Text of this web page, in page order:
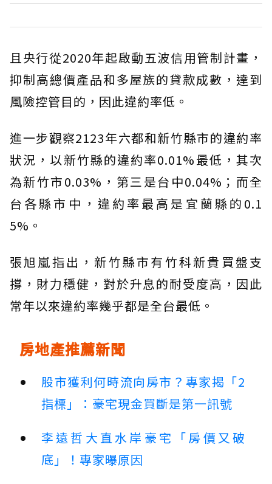
且央行從2020年起啟動五波信用管制計畫，
抑制高總價產品和多屋族的貸款成數，達到
風險控管目的，因此違約率低。
進一步觀察2123年六都和新竹縣市的違約率
狀況，以新竹縣的違約率0.01%最低，其次
為新竹市0.03%，第三是台中0.04%；而全
台各縣市中，違約率最高是宜蘭縣的0.1
5%。
張旭嵐指出，新竹縣市有竹科新貴買盤支
撐，財力穩健，對於升息的耐受度高，因此
常年以來違約率幾乎都是全台最低。
房地產推薦新聞
股市獲利何時流向房市？專家揭「2
指標」：豪宅現金買斷是第一訊號
李遠哲大直水岸豪宅「房價又破
底」！專家曝原因